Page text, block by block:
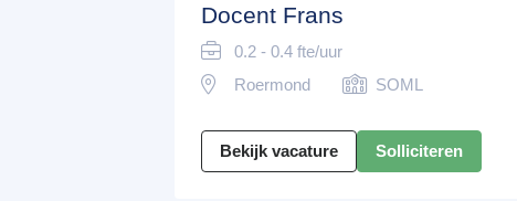
Docent Frans
0.2 - 0.4 fte/uur
Roermond
SOML
Bekijk vacature Solliciteren